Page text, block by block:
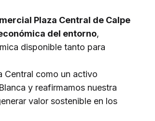
Plaza Central de Calpe
del entorno,
disponible tanto para
Central como un activo
y reafirmamos nuestra
valor sostenible en los